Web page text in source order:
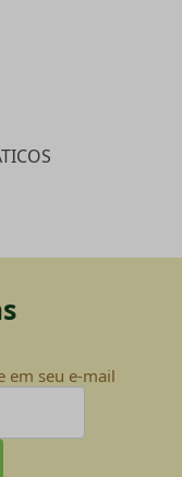
em seu e-mail